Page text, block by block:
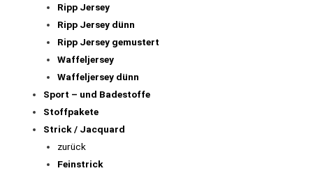
Ripp Jersey
Ripp Jersey dünn
Ripp Jersey gemustert
Waffeljersey
Waffeljersey dünn
Sport – und Badestoffe
Stoffpakete
Strick / Jacquard
zurück
Feinstrick